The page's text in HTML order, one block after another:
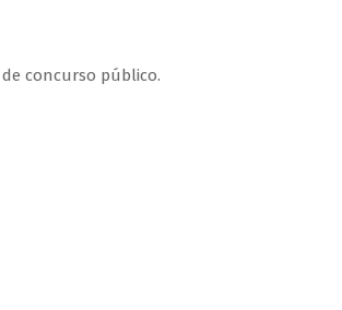
concurso público.